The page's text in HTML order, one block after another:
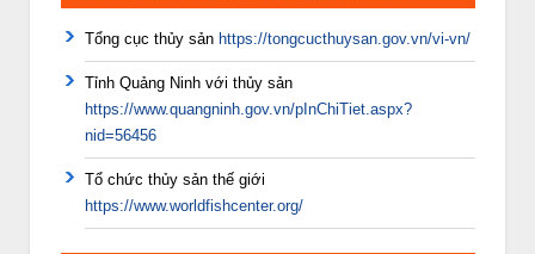
Tổng cục thủy sản https://tongcucthuysan.gov.vn/vi-vn/
Tỉnh Quảng Ninh với thủy sản
https://www.quangninh.gov.vn/pInChiTiet.aspx?
nid=56456
Tổ chức thủy sản thế giới
https://www.worldfishcenter.org/